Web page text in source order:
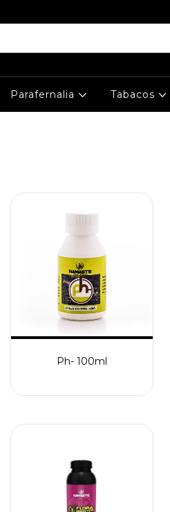
Parafernalia Tabacos
Ph- 100ml